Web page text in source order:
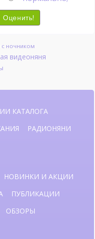
Оценить!
с ночником
видеоняня
КАТАЛОГА
РАДИОНЯНИ
НОВИНКИ И АКЦИИ
ПУБЛИКАЦИИ
ОБЗОРЫ